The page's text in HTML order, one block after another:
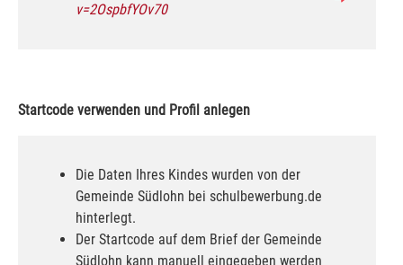
v=2OspbfYOv70
Startcode verwenden und Profil anlegen
Die Daten Ihres Kindes wurden von der
Gemeinde Südlohn bei schulbewerbung.de
hinterlegt.
Der Startcode auf dem Brief der Gemeinde
Südlohn kann manuell eingegeben werden